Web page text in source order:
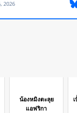
น้องหมิงตะลุย
แอฟริกา